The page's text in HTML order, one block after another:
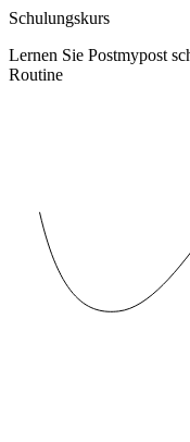
Schulungskurs
Lernen Sie Postmypost
Routine